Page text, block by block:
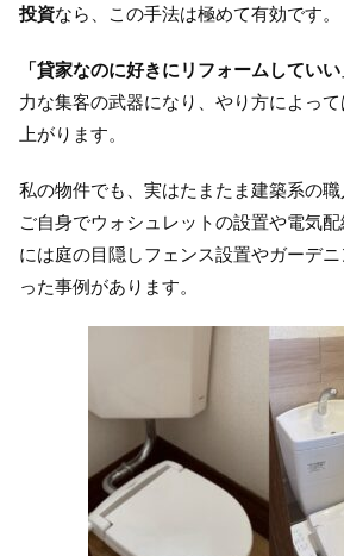
投資なら、この手法は極めて有効です。
「貸家なのに好きにリフォームしていい
力な集客の武器になり、やり方によっ
上がります。
私の物件でも、実はたまたま建築系の職
ご自身でウォシュレットの設置や電気
には庭の目隠しフェンス設置やガーデ
った事例があります。